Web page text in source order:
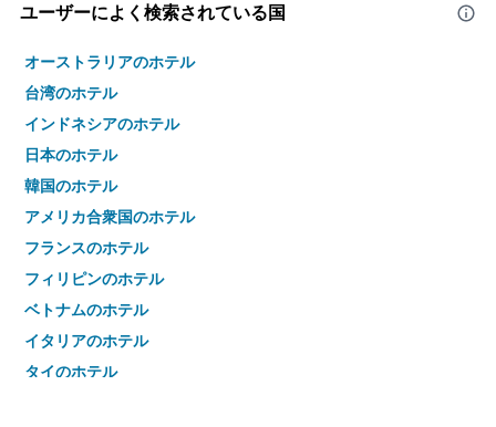
ユーザーによく検索されている国
オーストラリアのホテル
台湾のホテル
インドネシアのホテル
日本のホテル
韓国のホテル
アメリカ合衆国のホテル
フランスのホテル
フィリピンのホテル
ベトナムのホテル
イタリアのホテル
タイのホテル